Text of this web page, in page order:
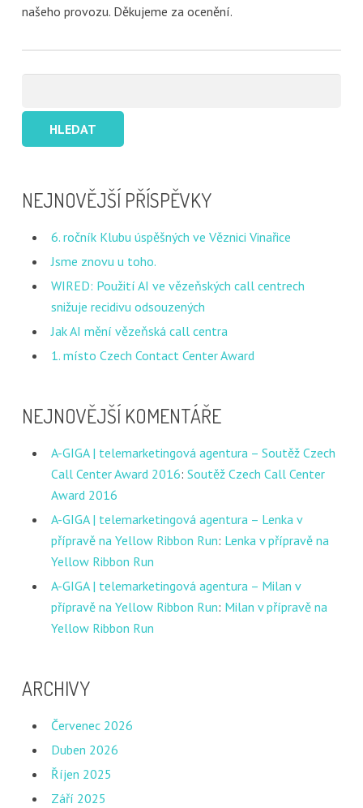
našeho provozu. Děkujeme za ocenění.
NEJNOVĚJŠÍ PŘÍSPĚVKY
6. ročník Klubu úspěšných ve Věznici Vinařice
Jsme znovu u toho.
WIRED: Použití AI ve vězeňských call centrech
snižuje recidivu odsouzených
Jak AI mění vězeňská call centra
1. místo Czech Contact Center Award
NEJNOVĚJŠÍ KOMENTÁŘE
A-GIGA | telemarketingová agentura – Soutěž Czech
Call Center Award 2016: Soutěž Czech Call Center
Award 2016
A-GIGA | telemarketingová agentura – Lenka v
přípravě na Yellow Ribbon Run: Lenka v přípravě na
Yellow Ribbon Run
A-GIGA | telemarketingová agentura – Milan v
přípravě na Yellow Ribbon Run: Milan v přípravě na
Yellow Ribbon Run
ARCHIVY
Červenec 2026
Duben 2026
Říjen 2025
Září 2025